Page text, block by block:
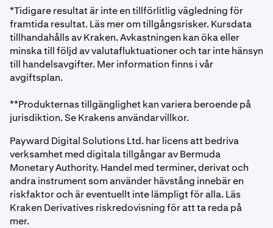
långsiktiga prognoser för potentiella priser.
*Tidigare resultat är inte en tillförlitlig vägledning för
framtida resultat. Läs mer om tillgångsrisker. Kursdata
tillhandahålls av Kraken. Avkastningen kan öka eller
minska till följd av valutafluktuationer och tar inte hänsyn
till handelsavgifter. Mer information finns i vår
avgiftsplan.
**Produkternas tillgänglighet kan variera beroende på
jurisdiktion. Se Krakens användarvillkor.
Payward Digital Solutions Ltd. har licens att bedriva
verksamhet med digitala tillgångar av Bermuda
Monetary Authority. Handel med terminer, derivat och
andra instrument som använder hävstång innebär en
riskfaktor och är eventuellt inte lämpligt för alla. Läs
Kraken Derivatives riskredovisning för att ta reda på
mer.